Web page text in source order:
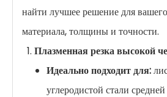
найти лучшее решение для
материала, толщины и точности.
Плазменная резка высокой
Идеально подходит для:
углеродистой стали